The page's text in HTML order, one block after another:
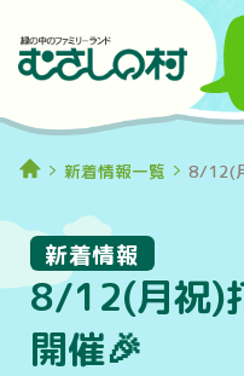
新着情報一覧 8/12(
8/12(月祝)
開催🎉
新着情報